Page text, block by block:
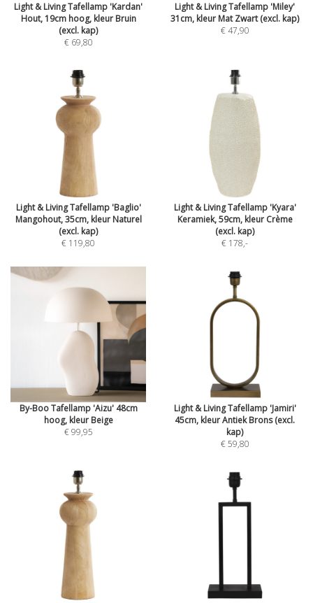
Light & Living Tafellamp 'Kardan'
Hout, 19cm hoog, kleur Bruin
(excl. kap)
€ 69,80
Light & Living Tafellamp 'Miley'
31cm, kleur Mat Zwart (excl. kap)
€ 47,90
Light & Living Tafellamp 'Baglio'
Mangohout, 35cm, kleur Naturel
(excl. kap)
€ 119,80
Light & Living Tafellamp 'Kyara'
Keramiek, 59cm, kleur Crème
(excl. kap)
€ 178,-
By-Boo Tafellamp 'Aizu' 48cm
hoog, kleur Beige
€ 99,95
Light & Living Tafellamp 'Jamiri'
45cm, kleur Antiek Brons (excl.
kap)
€ 59,80